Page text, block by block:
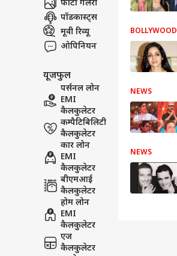
फोटो गैलरी
पॉडकास्ट्स
मूवी रिव्यू
ओपिनियन
यूजफुल
पर्सनल लोन
EMI
कैलकुलेटर
कम्पैटिबिलिटी
कैलकुलेटर
कार लोन
EMI
कैलकुलेटर
बीएमआई
कैलकुलेटर
होम लोन
EMI
कैलकुलेटर
एज
कैलकुलेटर
BOLLYWOOD
NEWS
NEWS